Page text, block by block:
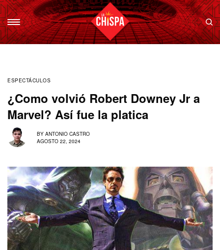
ESPECTÁCULOS
¿Como volvió Robert Downey Jr a
Marvel? Así fue la platica
BY ANTONIO CASTRO
AGOSTO 22, 2024